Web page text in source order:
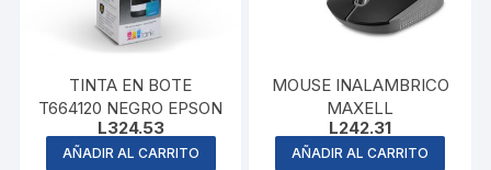
TINTA EN BOTE
T664120 NEGRO EPSON
L324.53
AÑADIR AL CARRITO
MOUSE INALAMBRICO
MAXELL
L242.31
AÑADIR AL CARRITO